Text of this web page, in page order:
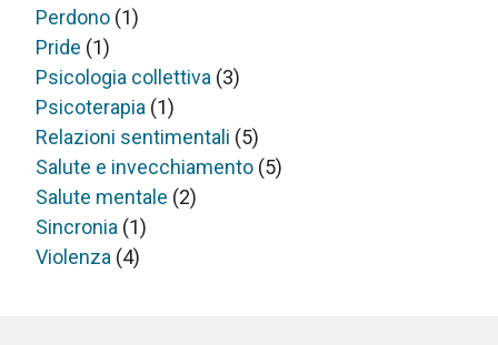
Perdono (1)
Pride (1)
Psicologia collettiva (3)
Psicoterapia (1)
Relazioni sentimentali (5)
Salute e invecchiamento (5)
Salute mentale (2)
Sincronia (1)
Violenza (4)